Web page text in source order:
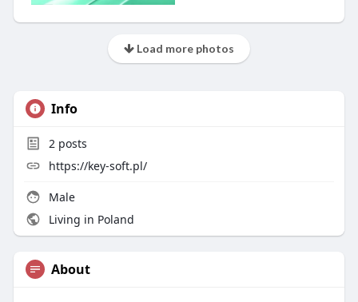
Load more photos
Info
2 posts
https://key-soft.pl/
Male
Living in Poland
About